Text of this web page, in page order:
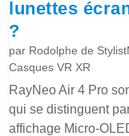
lunettes
?
par Rodolphe de
Casques VR XR
RayNeo Air 4 Pro
qui se distinguent
affichage Micro-